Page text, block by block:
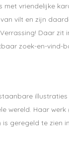
met vriendelijke
vilt en zijn
Daar zit
zoek-en-vind-
wereld. Haar
geregeld te zien